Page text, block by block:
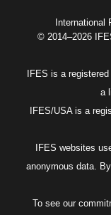
© 2014–2026
IFES is a
a
IFES/USA is a
IFES websites
anonymous data.
To see our